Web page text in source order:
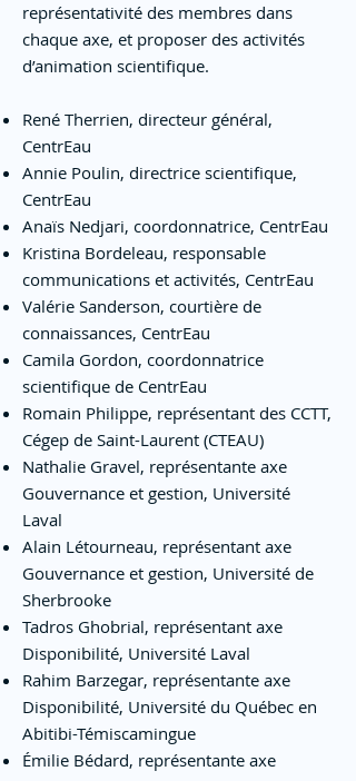
représentativité des membres dans
chaque axe, et proposer des activités
d’animation scientifique.
René Therrien, directeur général,
CentrEau
Annie Poulin, directrice scientifique,
CentrEau
Anaïs Nedjari, coordonnatrice, CentrEau
Kristina Bordeleau, responsable
communications et activités, CentrEau
Valérie Sanderson, courtière de
connaissances, CentrEau
Camila Gordon, coordonnatrice
scientifique de CentrEau
Romain Philippe, représentant des CCTT,
Cégep de Saint-Laurent (CTEAU)
Nathalie Gravel, représentante axe
Gouvernance et gestion, Université
Laval
Alain Létourneau, représentant axe
Gouvernance et gestion, Université de
Sherbrooke
Tadros Ghobrial, représentant axe
Disponibilité, Université Laval
Rahim Barzegar, représentante axe
Disponibilité, Université du Québec en
Abitibi-Témiscamingue
Émilie Bédard, représentante axe